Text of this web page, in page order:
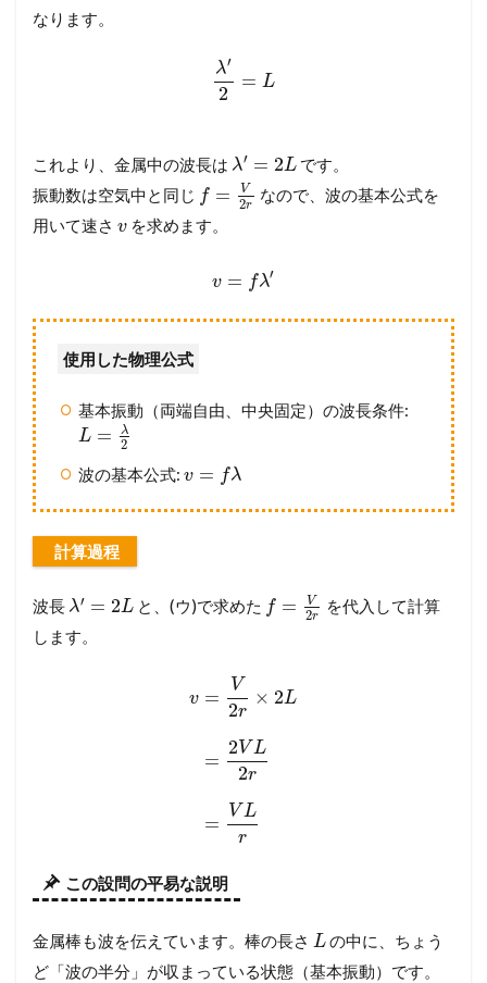
なります。
λ′
2
= L
これより、金属中の波長は λ′ = 2Lです。
振動数は空気中と同じ f = V
2r
なので、波の基本公式を
用いて速さ v を求めます。
v = fλ′
使用した物理公式
基本振動（両端自由、中央固定）の波長条件:
L = λ
2
波の基本公式: v = fλ
計算過程
波長 λ′ = 2Lと、(ウ)で求めた f = V
2r
を代入して計算
します。
v =
V
2r
× 2L
=
2VL
2r
=
VL
r
この設問の平易な説明
金属棒も波を伝えています。棒の長さ Lの中に、ちょう
ど「波の半分」が収まっている状態（基本振動）です。